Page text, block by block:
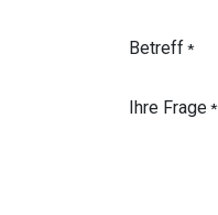
Betreff*
Ihre Frage*